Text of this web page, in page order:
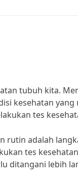
tubuh kita.
kesehatan yang
tes
rutin adalah
tes
ditangani lebih